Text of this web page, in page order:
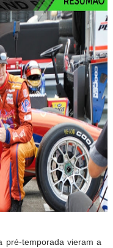
pré-temporada vieram a